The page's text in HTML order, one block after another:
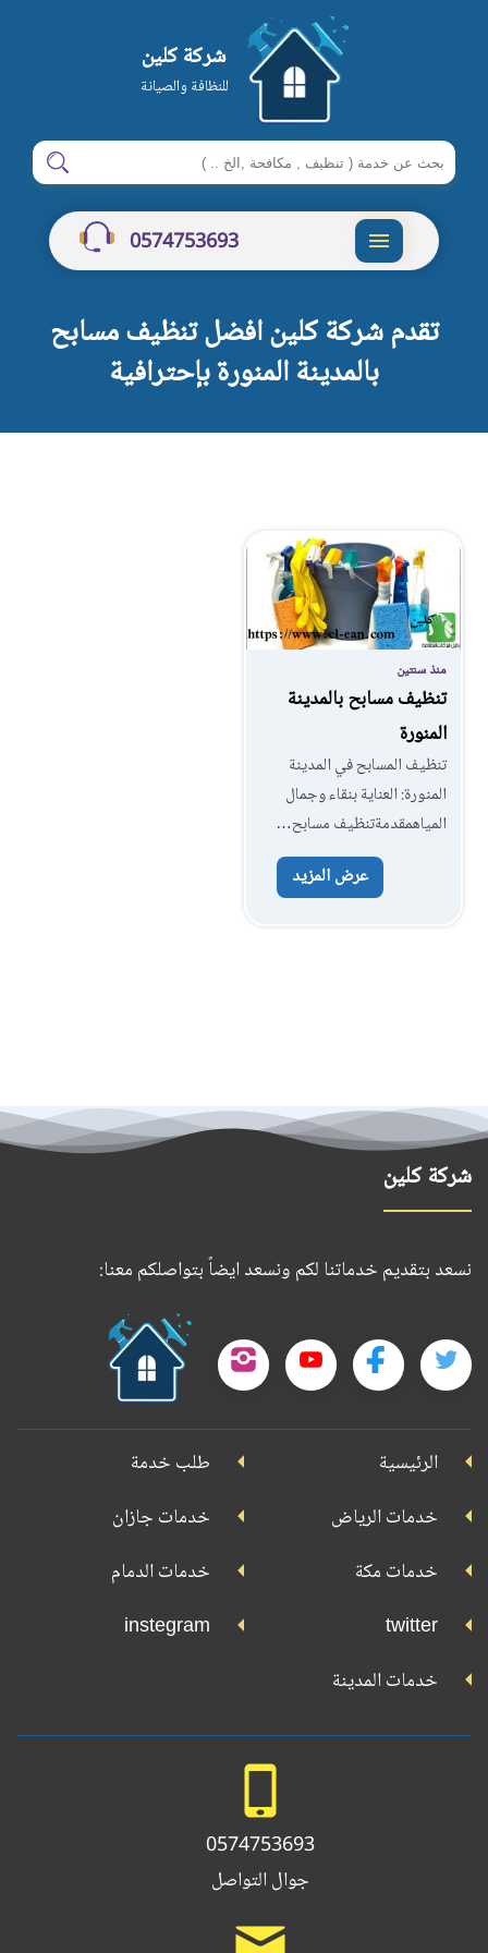
شركة كلين
للنظافة والصيانة
ابحث
في
شركة
كلين
ابحث
0574753693
تقدم شركة كلين افضل تنظيف مسابح
بالمدينة المنورة بإحترافية
منذ سنتين
تنظيف مسابح بالمدينة
المنورة
تنظيف المسابح في المدينة
المنورة: العناية بنقاء وجمال
المياهمقدمةتنظيف مسابح…
عرض المزيد
شركة كلين
نسعد بتقديم خدماتنا لكم ونسعد ايضاً بتواصلكم معنا:
تابعنا
تويتر
تابعنا
تابعنا
تابعنا
إنستجرام
جوجل
الرئيسية
طلب خدمة
خدمات الرياض
خدمات جازان
خدمات مكة
خدمات الدمام
twitter
instegram
خدمات المدينة
0574753693
جوال التواصل